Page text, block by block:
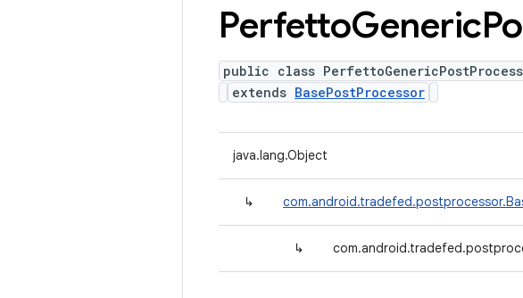
PerfettoGeneric
public class
extends BasePostProcessor
java.lang.Object
↳
↳